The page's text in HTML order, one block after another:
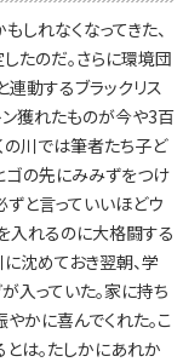
れなくなってきた、
たのだ。さらに環境団
動するブラックリス
ン獲れたものが今や3百
の川では筆者たち子ど
ゴの先にみみずをつけ
と言っていいほどウ
入れるのに大格闘する
沈めておき翌朝、学
入っていた。家に持ち
かに喜んでくれた。こ
は。たしかにあれか